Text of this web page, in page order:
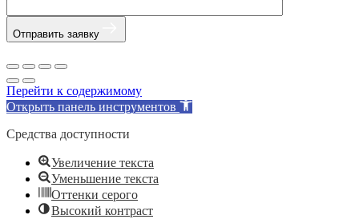
Отправить заявку
Перейти к содержимому
Открыть панель инструментов
Средства доступности
Увеличение текста
Уменьшение текста
Оттенки серого
Высокий контраст